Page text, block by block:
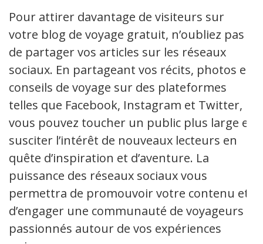
Pour attirer davantage de visiteurs sur
votre blog de voyage gratuit, n’oubliez pas
de partager vos articles sur les réseaux
sociaux. En partageant vos récits, photos et
conseils de voyage sur des plateformes
telles que Facebook, Instagram et Twitter,
vous pouvez toucher un public plus large et
susciter l’intérêt de nouveaux lecteurs en
quête d’inspiration et d’aventure. La
puissance des réseaux sociaux vous
permettra de promouvoir votre contenu et
d’engager une communauté de voyageurs
passionnés autour de vos expériences